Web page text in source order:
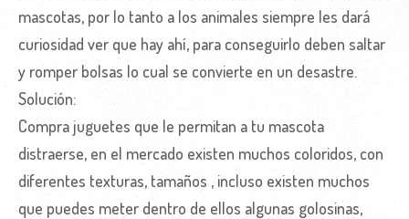
mascotas, por lo tanto a los animales siempre les dará
curiosidad ver que hay ahí, para conseguirlo deben saltar
y romper bolsas lo cual se convierte en un desastre.
Solución:
Compra juguetes que le permitan a tu mascota
distraerse, en el mercado existen muchos coloridos, con
diferentes texturas, tamaños , incluso existen muchos
que puedes meter dentro de ellos algunas golosinas,